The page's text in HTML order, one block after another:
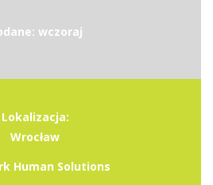
wczoraj
Lokalizacja:
Wrocław
Human Solutions